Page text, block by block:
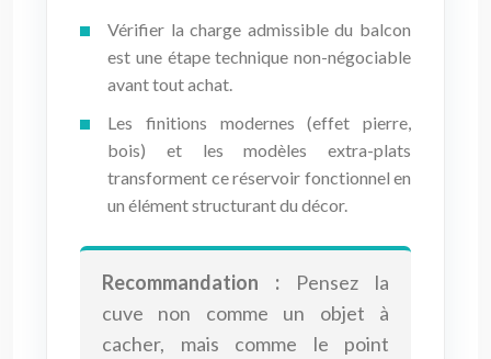
Vérifier la charge admissible du balcon
est une étape technique non-négociable
avant tout achat.
Les finitions modernes (effet pierre,
bois) et les modèles extra-plats
transforment ce réservoir fonctionnel en
un élément structurant du décor.
Recommandation : Pensez la
cuve non comme un objet à
cacher, mais comme le point